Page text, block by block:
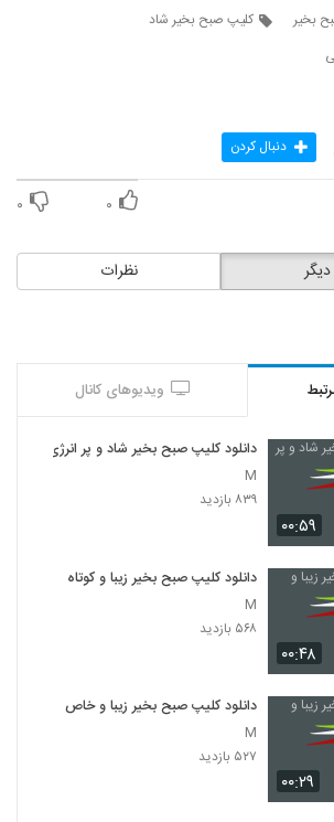
بخیر
کلیپ صبح بخیر شاد
دنبال کردن
۰ ۰
نظرات
ویدیوهای کانال
۰۰:۵۹
دانلود کلیپ صبح بخیر شاد و پر انرژی
M
۸۳۹ بازدید
۰۰:۴۸
دانلود کلیپ صبح بخیر زیبا و کوتاه
M
۵۶۸ بازدید
۰۰:۲۹
دانلود کلیپ صبح بخیر زیبا و خاص
M
۵۲۷ بازدید